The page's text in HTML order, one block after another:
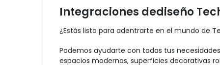
Integraciones dediseño
¿Estás listo para adentrarte en el mundo de
Podemos ayudarte con todas tus
espacios modernos, superficies decorativas